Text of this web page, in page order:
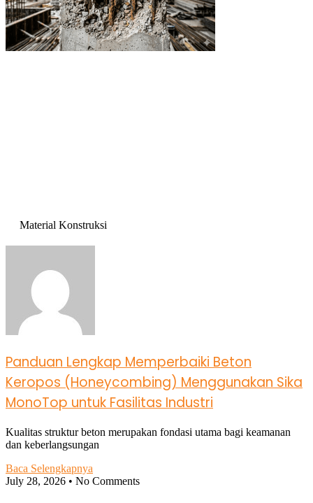
Material Konstruksi
Panduan Lengkap Memperbaiki Beton
Keropos (Honeycombing) Menggunakan Sika
MonoTop untuk Fasilitas Industri
Kualitas struktur beton merupakan fondasi utama bagi keamanan
dan keberlangsungan
Baca Selengkapnya
July 28, 2026
No Comments